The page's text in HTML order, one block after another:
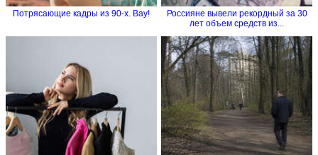
Потрясающие кадры из 90-х. Вау!
Россияне вывели рекордный за 30
лет объем средств из...